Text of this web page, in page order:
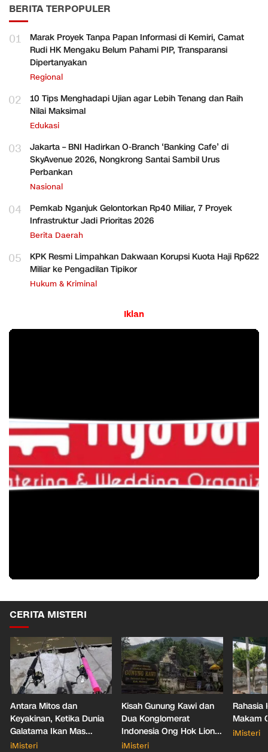
BERITA TERPOPULER
01
Marak Proyek Tanpa Papan Informasi di Kemiri, Camat
Rudi HK Mengaku Belum Pahami PIP, Transparansi
Dipertanyakan
Regional
02
10 Tips Menghadapi Ujian agar Lebih Tenang dan Raih
Nilai Maksimal
Edukasi
03
Jakarta – BNI Hadirkan O-Branch ‘Banking Cafe’ di
SkyAvenue 2026, Nongkrong Santai Sambil Urus
Perbankan
Nasional
04
Pemkab Nganjuk Gelontorkan Rp40 Miliar, 7 Proyek
Infrastruktur Jadi Prioritas 2026
Berita Daerah
05
KPK Resmi Limpahkan Dakwaan Korupsi Kuota Haji Rp622
Miliar ke Pengadilan Tipikor
Hukum & Kriminal
Iklan
CERITA MISTERI
Antara Mitos dan
Keyakinan, Ketika Dunia
Galatama Ikan Mas
Bersentuhan dengan Hal
iMisteri
Kisah Gunung Kawi dan
Dua Konglomerat
Indonesia Ong Hok Liong
hingga Liem Sioe Liong
iMisteri
Rahasia
Makam
iMisteri